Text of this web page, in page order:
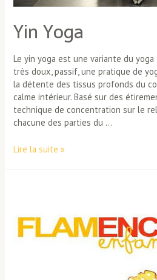
Yin Yoga
Le yin yoga est une variante du
très doux, passif, une pratique de
la détente des tissus profonds du
calme intérieur. Basé sur des
technique de concentration sur le
chacune des parties du …
Yin
Lire la suite »